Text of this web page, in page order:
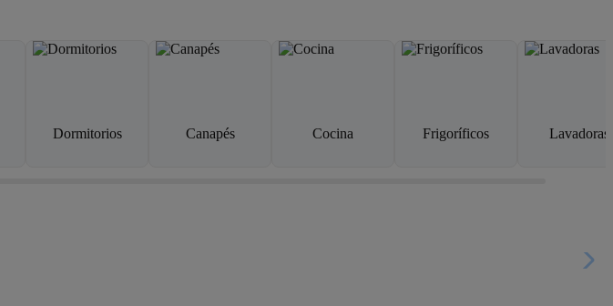
Dormitorios Canapés Cocina Frigoríficos Lavadoras